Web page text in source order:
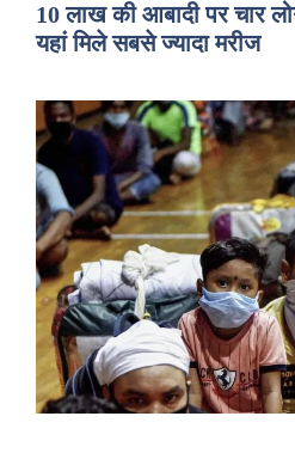
10 लाख की आबादी पर चार
यहां मिले सबसे ज्यादा मरीज